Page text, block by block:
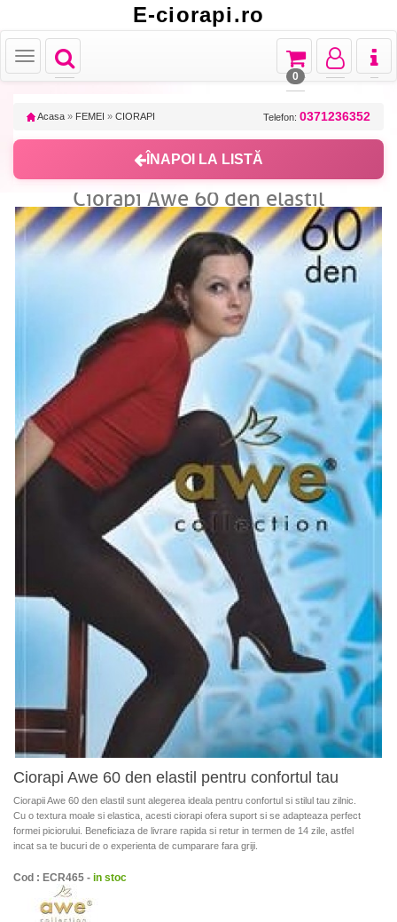
E-ciorapi.ro
Toggle
navigation
Toggle
Toggle
navigation
Toggle
navigation
Toggle
navigation
0
Acasa » FEMEI » CIORAPI Telefon: 0371236352
ÎNAPOI LA LISTĂ
Ciorapi Awe 60 den elastil
Ciorapi Awe 60 den elastil pentru confortul tau
Ciorapii Awe 60 den elastil sunt alegerea ideala pentru confortul si stilul tau zilnic.
Cu o textura moale si elastica, acesti ciorapi ofera suport si se adapteaza perfect
formei piciorului. Beneficiaza de livrare rapida si retur in termen de 14 zile, astfel
incat sa te bucuri de o experienta de cumparare fara griji.
Cod : ECR465 - in stoc